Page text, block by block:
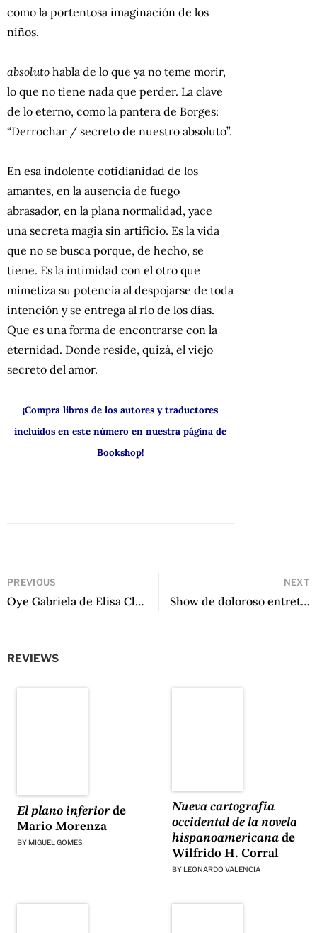
como la portentosa imaginación de los
niños.
absoluto habla de lo que ya no teme morir,
lo que no tiene nada que perder. La clave
de lo eterno, como la pantera de Borges:
“Derrochar / secreto de nuestro absoluto”.
En esa indolente cotidianidad de los
amantes, en la ausencia de fuego
abrasador, en la plana normalidad, yace
una secreta magia sin artificio. Es la vida
que no se busca porque, de hecho, se
tiene. Es la intimidad con el otro que
mimetiza su potencia al despojarse de toda
intención y se entrega al río de los días.
Que es una forma de encontrarse con la
eternidad. Donde reside, quizá, el viejo
secreto del amor.
¡Compra libros de los autores y traductores
incluidos en este número en nuestra página de
Bookshop!
PREVIOUS
Oye Gabriela de Elisa Clark
NEXT
Show de doloroso entretenimiento de Alejandro Cortés González
REVIEWS
El plano inferiorde
Mario Morenza
BY MIGUEL GOMES
Nueva cartografía
occidental de la novela
hispanoamericanade
Wilfrido H. Corral
BY LEONARDO VALENCIA